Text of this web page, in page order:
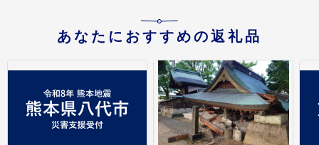
あなたにおすすめの返礼品